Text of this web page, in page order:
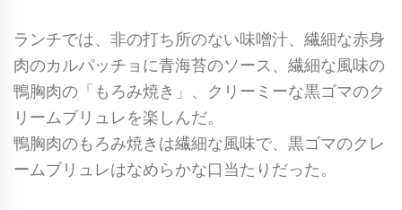
ランチでは、非の打ち所のない味噌汁、繊細な赤身
肉のカルパッチョに青海苔のソース、繊細な風味の
鴨胸肉の「もろみ焼き」、クリーミーな黒ゴマのク
リームブリュレを楽しんだ。
鴨胸肉のもろみ焼きは繊細な風味で、黒ゴマのクレ
ームブリュレはなめらかな口当たりだった。